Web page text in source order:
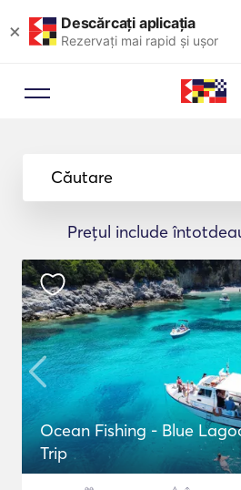
× Descărcați aplicația
Rezervați mai rapid și ușor
Căutare
Prețul include
Ocean Fishing - Blue
Trip